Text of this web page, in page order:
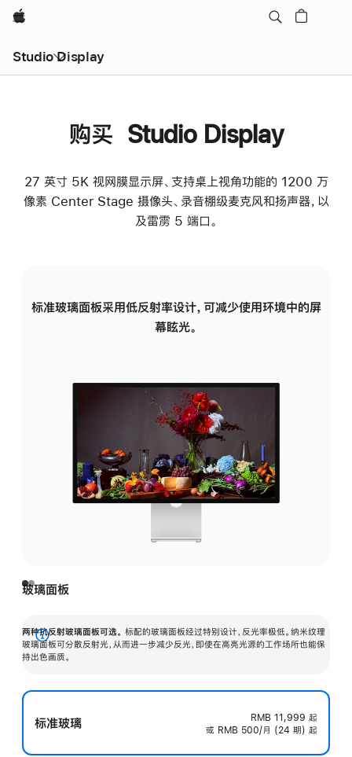
Apple
Studio Display
购买 Studio Display
27 英寸 5K 视网膜显示屏、支持桌上视角功能的 1200 万
像素 Center Stage 摄像头、录音棚级麦克风和扬声器，以
及雷雳 5 端口。
标准玻璃面板采用低反射率设计，可减少使用环境中的屏
幕眩光。
玻璃面板
两种抗反射玻璃面板可选。 标配的玻璃面板经过特别设计，反光率极低。纳米纹理
玻璃面板可分散反射光，从而进一步减少反光，即使在高亮光源的工作场所也能保
持出色画质。
展
开
标准玻璃 RMB 11,999 起
或 RMB 500/月 (24 期) 起